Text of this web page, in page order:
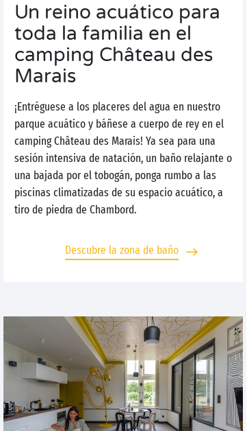
Un reino acuático para
toda la familia en el
camping Château des
Marais
¡Entréguese a los placeres del agua en nuestro
parque acuático y báñese a cuerpo de rey en el
camping Château des Marais! Ya sea para una
sesión intensiva de natación, un baño relajante o
una bajada por el tobogán, ponga rumbo a las
piscinas climatizadas de su espacio acuático, a
tiro de piedra de Chambord.
Descubre la zona de baño